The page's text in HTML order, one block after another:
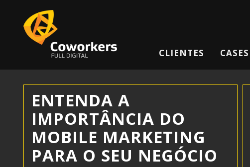
CLIENTES CASES
ENTENDA A
IMPORTÂNCIA DO
MOBILE MARKETING
PARA O SEU NEGÓCIO